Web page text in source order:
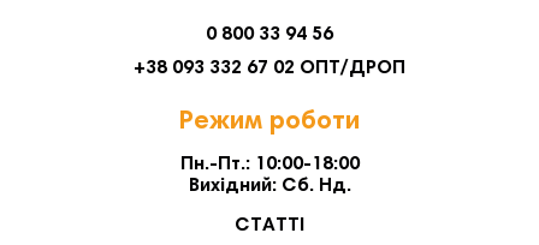
0 800 33 94 56
+38 093 332 67 02 ОПТ/ДРОП
Режим роботи
Пн.-Пт.: 10:00-18:00
Вихідний: Сб. Нд.
СТАТТІ